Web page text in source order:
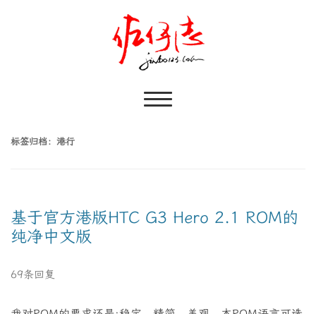
标签归档： 港行
基于官方港版HTC G3 Hero 2.1 ROM的
纯净中文版
69条回复